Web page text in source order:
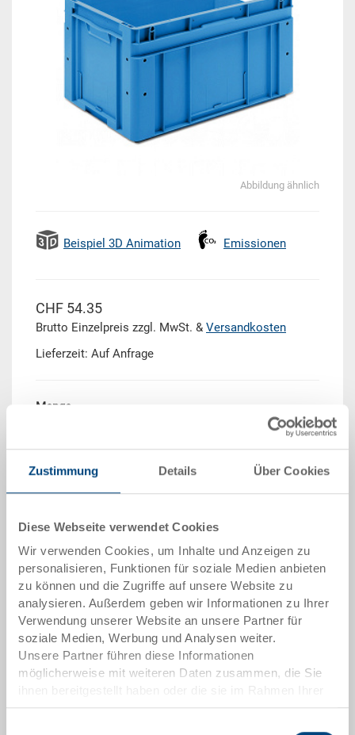
Zustimmung Details Über Cookies
Diese Webseite verwendet Cookies
Wir verwenden Cookies, um Inhalte und Anzeigen zu
personalisieren, Funktionen für soziale Medien anbieten
zu können und die Zugriffe auf unsere Website zu
analysieren. Außerdem geben wir Informationen zu Ihrer
Verwendung unserer Website an unsere Partner für
soziale Medien, Werbung und Analysen weiter.
Unsere Partner führen diese Informationen
möglicherweise mit weiteren Daten zusammen, die Sie
Nutzung der Dienste gesammelt haben.
Abbildung ähnlich
Beispiel 3D Animation Emissionen
CHF 54.35
Brutto Einzelpreis zzgl. MwSt. & Versandkosten
Lieferzeit: Auf Anfrage
Menge
In den Warenkorb
Mindestbestellmenge: 250 Stück
ab 250 Stück CHF 35.35
Mengenstaffeln entsprechen Verpackungseinheiten.
Artikeldaten